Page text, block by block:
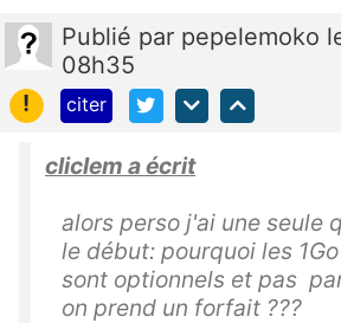
Publié par pepelemoko
08h35
!
citer
cliclem a écrit
alors perso j'ai une seule
le début: pourquoi les
sont optionnels et pas
on prend un forfait ???